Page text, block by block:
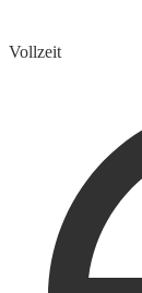
Vollzeit